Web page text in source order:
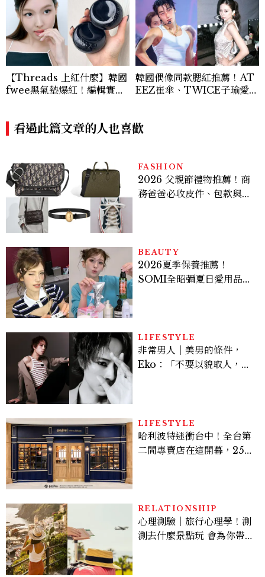
【Threads 上紅什麼】韓國
fwee黑氣墊爆紅！編輯實
韓國偶像同款腮紅推薦！AT
EEZ崔傘、TWICE子瑜愛用
看過此篇文章的人也喜歡
FASHION
2026 父親節禮物推薦！商
務爸爸必收皮件、包款與鞋
BEAUTY
2026夏季保養推薦！
SOMI全昭彌夏日愛用品公
LIFESTYLE
非常男人｜美男的條件，
Eko：「不要以貌取人，內
LIFESTYLE
哈利波特迷衝台中！全台第
二間專賣店在這開幕，25週
RELATIONSHIP
心理測驗｜旅行心理學！測
測去什麼景點玩 會為你帶來